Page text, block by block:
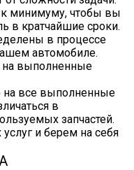
минимуму, чтобы вы
в кратчайшие сроки.
в процессе
автомобиле.
на выполненные
на все выполненные
в
запчастей.
и берем на себя